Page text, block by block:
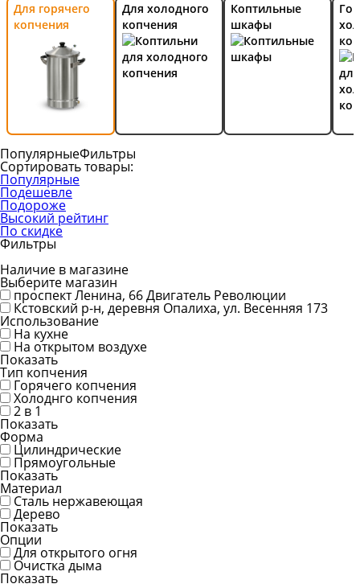
Для горячего
копчения
Для холодного
копчения
Коптильные
шкафы
ПопулярныеФильтры
Сортировать товары:
Популярные
Подешевле
Подороже
Высокий рейтинг
По скидке
Фильтры
Наличие в магазине
Выберите магазин
проспект Ленина, 66Двигатель Революции
Кстовский р-н, деревня Опалиха, ул. Весенняя 173
Использование
На кухне
На открытом воздухе
Показать
Тип копчения
Горячего копчения
Холоднго копчения
2 в 1
Показать
Форма
Цилиндрические
Прямоугольные
Показать
Материал
Сталь нержавеющая
Дерево
Показать
Опции
Для открытого огня
Очистка дыма
Показать